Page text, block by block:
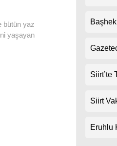
bütün yaz
yaşayan
Siirt’te
Siirt
Eruhlu